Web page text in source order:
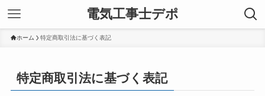
電気工事士デポ
ホーム 特定商取引法に基づく表記
特定商取引法に基づく表記